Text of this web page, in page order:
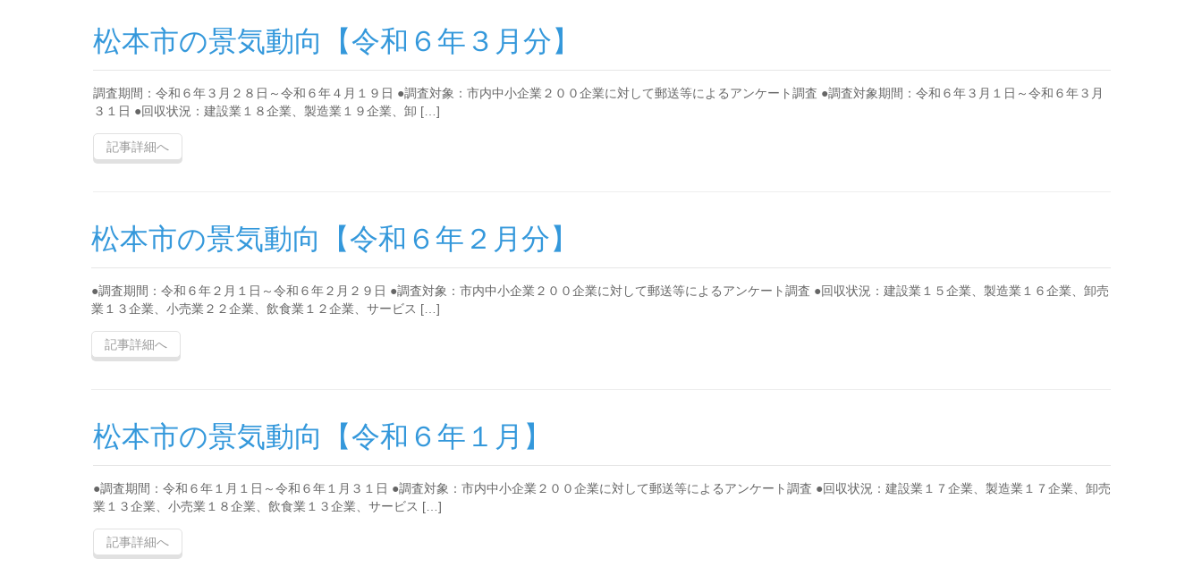
松本市の景気動向【令和６年３月分】
調査期間：令和６年３月２８日～令和６年４月１９日 ●調査対象：市内中小企業２００企業に対して郵送等によるアンケート調査 ●調査対象期間：令和６年３月１日～令和６年３月
３１日 ●回収状況：建設業１８企業、製造業１９企業、卸 […]
記事詳細へ
松本市の景気動向【令和６年２月分】
●調査期間：令和６年２月１日～令和６年２月２９日 ●調査対象：市内中小企業２００企業に対して郵送等によるアンケート調査 ●回収状況：建設業１５企業、製造業１６企業、卸売
業１３企業、小売業２２企業、飲食業１２企業、サービス […]
記事詳細へ
松本市の景気動向【令和６年１月】
●調査期間：令和６年１月１日～令和６年１月３１日 ●調査対象：市内中小企業２００企業に対して郵送等によるアンケート調査 ●回収状況：建設業１７企業、製造業１７企業、卸売
業１３企業、小売業１８企業、飲食業１３企業、サービス […]
記事詳細へ